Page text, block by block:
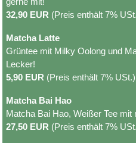
32,90 EUR (Preis enthält 7%
Matcha Latte
Grüntee mit Milky Oolong und
Lecker!
5,90 EUR (Preis enthält 7% USt.)
Matcha Bai Hao
Matcha Bai Hao, Weißer Tee mit
27,50 EUR (Preis enthält 7%